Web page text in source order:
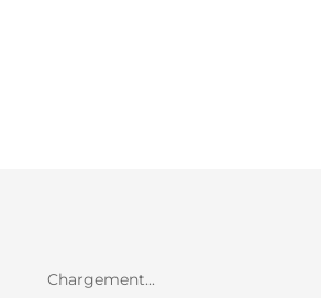
Chargement...